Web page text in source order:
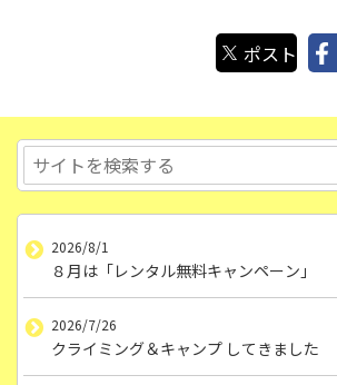
ポスト
2026/8/1
８月は「レンタル無料キャンペーン」
2026/7/26
クライミング＆キャンプ してきました